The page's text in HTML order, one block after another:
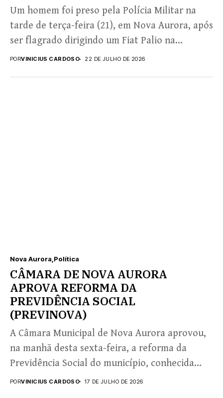
Um homem foi preso pela Polícia Militar na
tarde de terça-feira (21), em Nova Aurora, após
ser flagrado dirigindo um Fiat Palio na...
PORVINICIUS CARDOSO 22 DE JULHO DE 2026
Nova Aurora Política
CÂMARA DE NOVA AURORA
APROVA REFORMA DA
PREVIDÊNCIA SOCIAL
(PREVINOVA)
A Câmara Municipal de Nova Aurora aprovou,
na manhã desta sexta-feira, a reforma da
Previdência Social do município, conhecida
como PREVINOVA. Com a...
PORVINICIUS CARDOSO 17 DE JULHO DE 2026